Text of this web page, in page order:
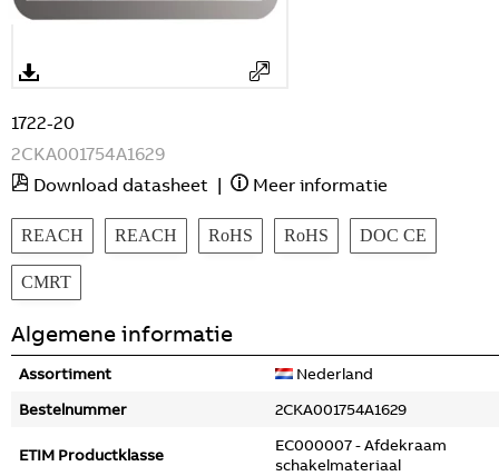
1722-20
2CKA001754A1629
Download datasheet | Meer informatie
REACH REACH RoHS RoHS DOC CE
CMRT
Algemene informatie
Assortiment
Nederland
Bestelnummer
2CKA001754A1629
ETIM Productklasse
EC000007 - Afdekraam
schakelmateriaal